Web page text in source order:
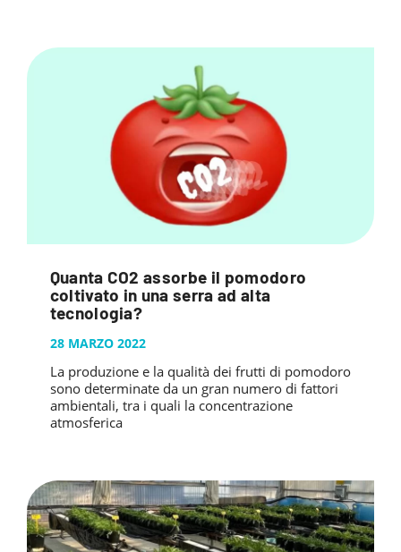
Quanta CO2 assorbe il pomodoro
coltivato in una serra ad alta
tecnologia?
28 MARZO 2022
La produzione e la qualità dei frutti di pomodoro
sono determinate da un gran numero di fattori
ambientali, tra i quali la concentrazione
atmosferica